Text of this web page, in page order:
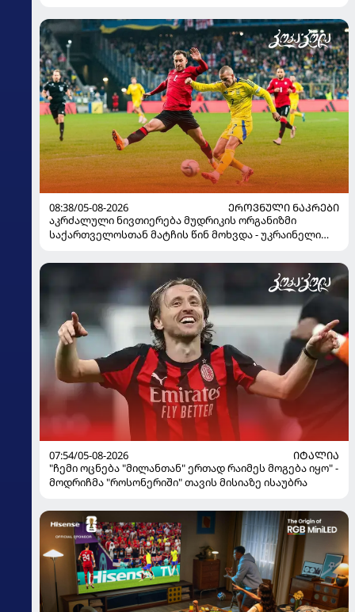
08:38/05-08-2026
ᲔᲠᲝᲕᲜᲣᲚᲘ ᲜᲐᲙᲠᲔᲑᲘ
აკრძალული ნივთიერება მუდრიკის ორგანიზმი
საქართველოსთან მატჩის წინ მოხვდა - უკრაინელი
ინფორმაციას ავრცელებს
07:54/05-08-2026
ᲘᲢᲐᲚᲘᲐ
"ჩემი ოცნება "მილანთან" ერთად რაიმეს მოგება იყო" -
მოდრიჩმა "როსონერიში" თავის მისიაზე ისაუბრა